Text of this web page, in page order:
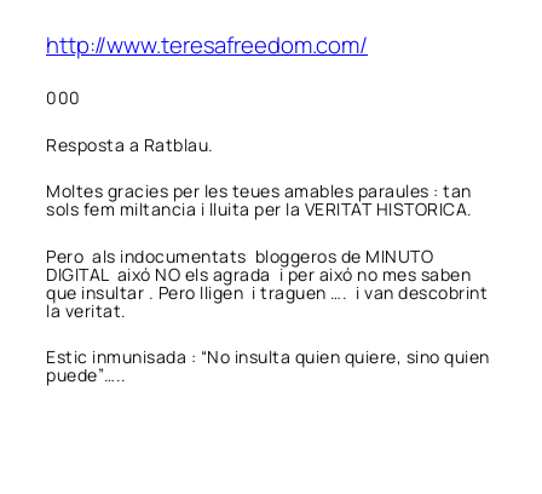
http://www.teresafreedom.com/
000
Resposta a Ratblau.
Moltes gracies per les teues amables paraules : tan
sols fem miltancia i lluita per la VERITAT HISTORICA.
Pero als indocumentats bloggeros de MINUTO
DIGITAL aixó NO els agrada i per aixó no mes saben
que insultar . Pero lligen i traguen …. i van descobrint
la veritat.
Estic inmunisada : “No insulta quien quiere, sino quien
puede”…..